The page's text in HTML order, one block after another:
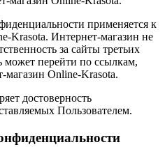
применяется к
Krasota. Интернет-магазин не
за сайты третьих
может перейти по ссылкам,
магазин Online-Krasota.
достоверность
Пользователем.